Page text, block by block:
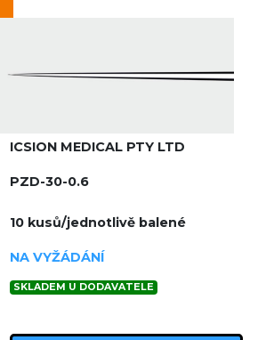
ICSION MEDICAL PTY LTD
PZD-30-0.6
10 kusů/jednotlivě balené
NA VYŽÁDÁNÍ
SKLADEM U DODAVATELE